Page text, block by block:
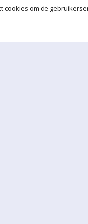
cookies om de